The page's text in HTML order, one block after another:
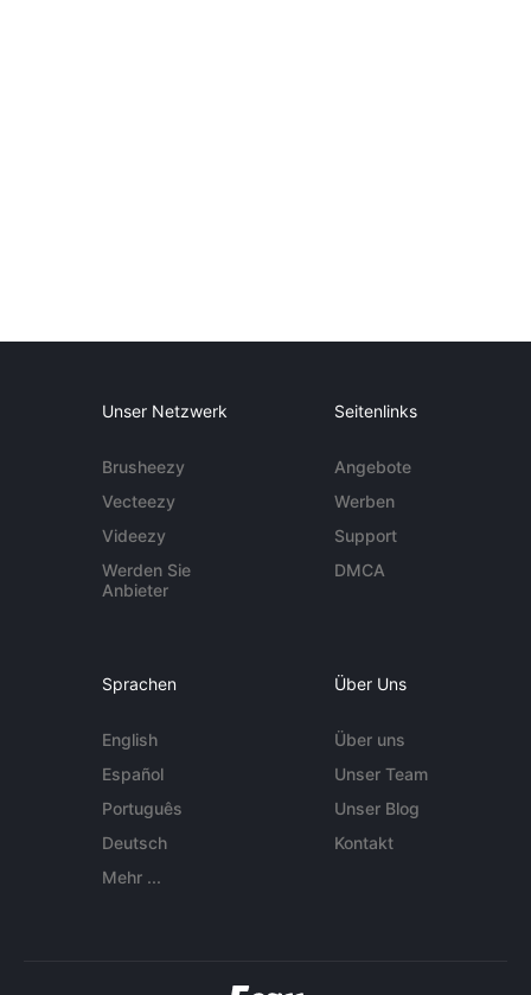
Unser Netzwerk
Brusheezy
Vecteezy
Videezy
Werden Sie
Anbieter
Seitenlinks
Angebote
Werben
Support
DMCA
Sprachen
English
Español
Português
Deutsch
Mehr ...
Über Uns
Über uns
Unser Team
Unser Blog
Kontakt